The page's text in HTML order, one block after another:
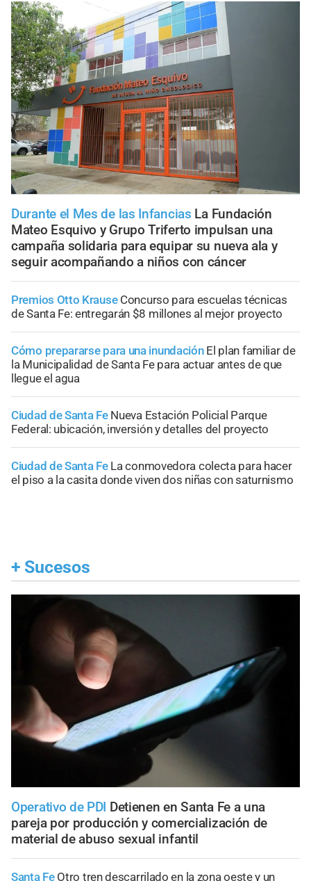
Durante el Mes de las Infancias La Fundación
Mateo Esquivo y Grupo Triferto impulsan una
campaña solidaria para equipar su nueva ala y
seguir acompañando a niños con cáncer
Premios Otto Krause Concurso para escuelas técnicas
de Santa Fe: entregarán $8 millones al mejor proyecto
Cómo prepararse para una inundación El plan familiar de
la Municipalidad de Santa Fe para actuar antes de que
llegue el agua
Ciudad de Santa Fe Nueva Estación Policial Parque
Federal: ubicación, inversión y detalles del proyecto
Ciudad de Santa Fe La conmovedora colecta para hacer
el piso a la casita donde viven dos niñas con saturnismo
+ Sucesos
Operativo de PDI Detienen en Santa Fe a una
pareja por producción y comercialización de
material de abuso sexual infantil
Santa Fe Otro tren descarrilado en la zona oeste y un